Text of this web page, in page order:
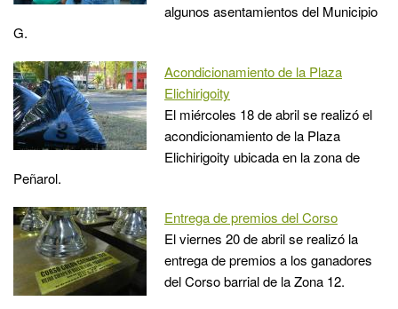
algunos asentamientos del Municipio
G.
Acondicionamiento de la Plaza
Elichirigoity
El miércoles 18 de abril se realizó el
acondicionamiento de la Plaza
Elichirigoity ubicada en la zona de
Peñarol.
Entrega de premios del Corso
El viernes 20 de abril se realizó la
entrega de premios a los ganadores
del Corso barrial de la Zona 12.